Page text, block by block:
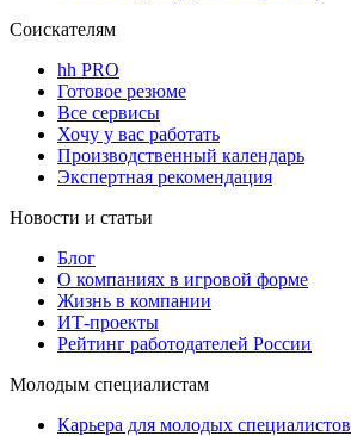
Соискателям
hh PRO
Готовое резюме
Все сервисы
Хочу у вас работать
Производственный календарь
Экспертная рекомендация
Новости и статьи
Блог
О компаниях в игровой форме
Жизнь в компании
ИТ-проекты
Рейтинг работодателей России
Молодым специалистам
Карьера для молодых специалистов